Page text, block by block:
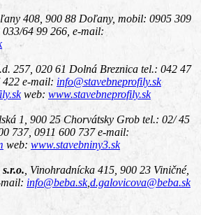
408, 900 88 Doľany, mobil: 0905 309
64 99 266, e-mail:
257, 020 61 Dolná Breznica tel.: 042 47
422 e-mail: info@stavebneprofily.sk
web: www.stavebneprofily.sk
1, 900 25 Chorvátsky Grob tel.: 02/ 45
737, 0911 600 737 e-mail:
web: www.stavebniny3.sk
Vinohradnícka 415, 900 23 Viničné,
info@beba.sk,d.galovicova@beba.sk